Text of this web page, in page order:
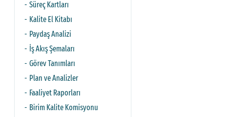
Süreç Kartları
Kalite El Kitabı
Paydaş Analizi
İş Akış Şemaları
Görev Tanımları
Plan ve Analizler
Faaliyet Raporları
Birim Kalite Komisyonu